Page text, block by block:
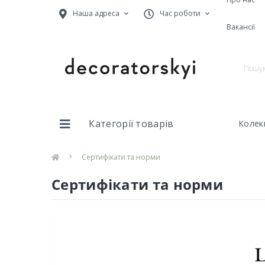
Наша адреса Час роботи
Вакансії
Категорії товарів
Сертифікати та норми
Сертифікати та норми